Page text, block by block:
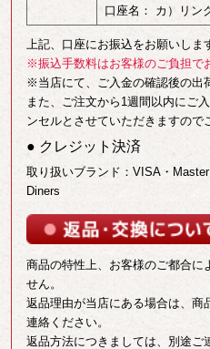
口座名： カ）リン
上記、口座にお振込をお願いしま
※振込手数料はお客様のご負担で
※当店にて、ご入金の確認後の出
また、ご注文から1週間以内にご
ンセルとさせていただきますので
● クレジット決済
取り扱いブランド：VISA・
Diners
商品の特性上、お客様のご都合に
せん。
返品理由が当店にある場合は、商
連絡ください。
返品方法につきましては、別途ご